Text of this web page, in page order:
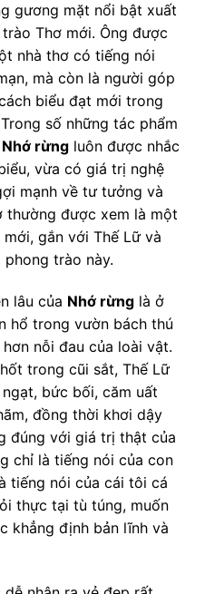
gương mặt nổi bật xuất
Thơ mới. Ông được
nhà thơ có tiếng nói
mà còn là người góp
biểu đạt mới trong
số những tác phẩm
Nhớ rừng luôn được nhắc
vừa có giá trị nghệ
mạnh về tư tưởng và
thường được xem là một
gắn với Thế Lữ và
trào này.
lâu của Nhớ rừng là ở
hổ trong vườn bách thú
nỗi đau của loài vật.
trong cũi sắt, Thế Lữ
bức bối, căm uất
đồng thời khơi dậy
đúng với giá trị thật của
chỉ là tiếng nói của con
tiếng nói của cái tôi cá
thực tại tù túng, muốn
khẳng định bản lĩnh và